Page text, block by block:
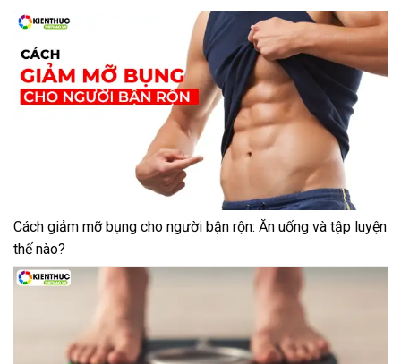
Cách giảm mỡ bụng cho người bận rộn: Ăn uống và tập luyện
thế nào?